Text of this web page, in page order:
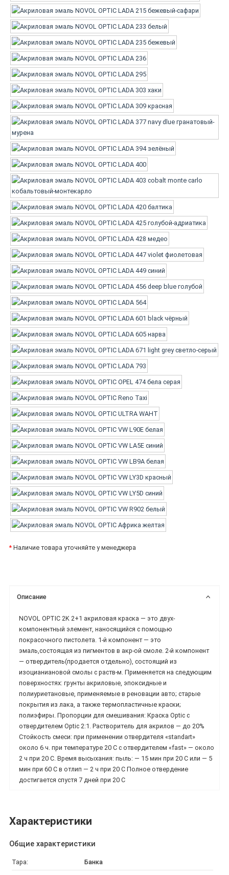
* Наличие товара уточняйте у менеджера
Описание
NOVOL OPTIC 2K 2+1 акриловая краска — это двух-
компонентный элемент, наносящийся с помощью
покрасочного пистолета. 1-й компонент — это
эмаль,состоящая из пигментов в акр-ой смоле. 2-й компонент
— отвердитель(продается отдельно), состоящий из
изоцианиановой смолы с раств-м. Применяется на следующим
поверхностях: грунты акриловые, эпоксидные и
полиуриетановые, применяемые в реновации авто; старые
покрытия из лака, а также термопластичные краски;
полиэфиры. Пропорции для смешивания: Краска Optic с
отвердителем Optic 2:1. Растворитель для акрилов — до 20%
Стойкость смеси: при применении отвердителя «standart»
около 6 ч. при температуре 20 С с отвердителем «fast» — около
2 ч при 20 С. Время высыхания: пыль: — 15 мин при 20 С или — 5
мин при 60 С в отлип — 2 ч при 20 С Полное отвердение
достигается спустя 7 дней при 20 С
Характеристики
Общие характеристики
Тара: Банка